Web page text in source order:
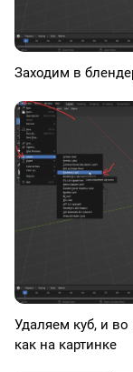
Заходим в
Удаляем куб, и
как на картинке